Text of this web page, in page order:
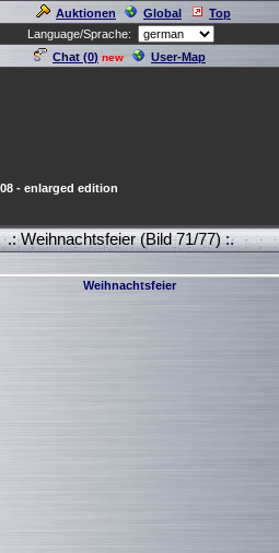
Auktionen Global Top
Language/Sprache:
Chat (0) new User-Map
- enlarged edition
.: Weihnachtsfeier (Bild 71/77) :.